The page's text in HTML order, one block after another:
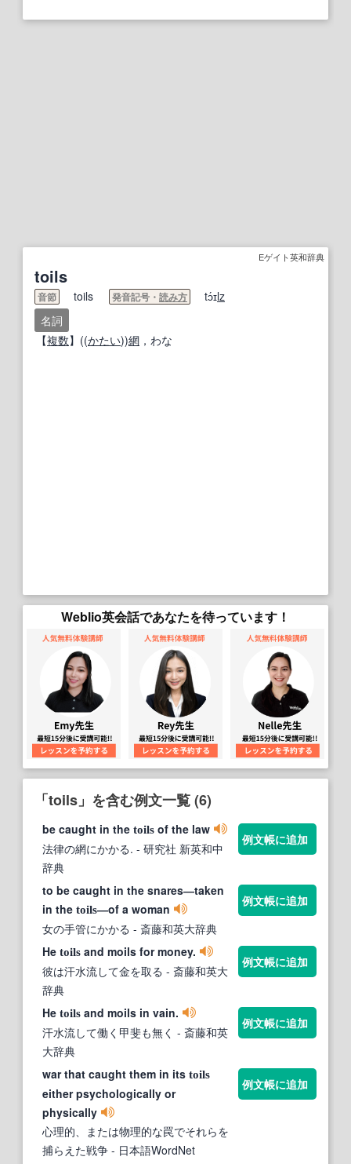
Eゲイト英和辞典
toils
音節 toils 発音記号・ 読み方 tɔ́ɪlz
名詞
【複数】((かたい))網 ，わな
Weblio英会話であなたを待っています！
「toils」を含む例文一覧 (6)
be caught in the toils of the law
法律の網にかかる. - 研究社 新英和中
辞典
例文帳に追加
to be caught in the snares―taken
in the toils―of a woman
女の手管にかかる - 斎藤和英大辞典
例文帳に追加
He toils and moils for money.
彼は汗水流して金を取る - 斎藤和英大
辞典
例文帳に追加
He toils and moils in vain.
汗水流して働く甲斐も無く - 斎藤和英
大辞典
例文帳に追加
war that caught them in its toils
either psychologically or
physically
心理的、または物理的な罠でそれらを
捕らえた戦争 - 日本語WordNet
例文帳に追加